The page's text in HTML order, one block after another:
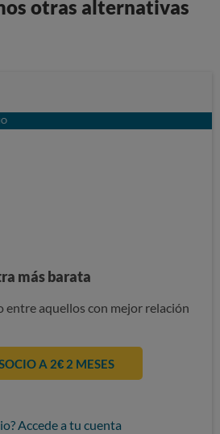
otras alternativas
más barata
entre aquellos con mejor relación
A 2€ 2 MESES
Accede a tu cuenta